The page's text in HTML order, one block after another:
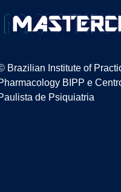
Brazilian Institute of
BIPP e
de Psiquiatria